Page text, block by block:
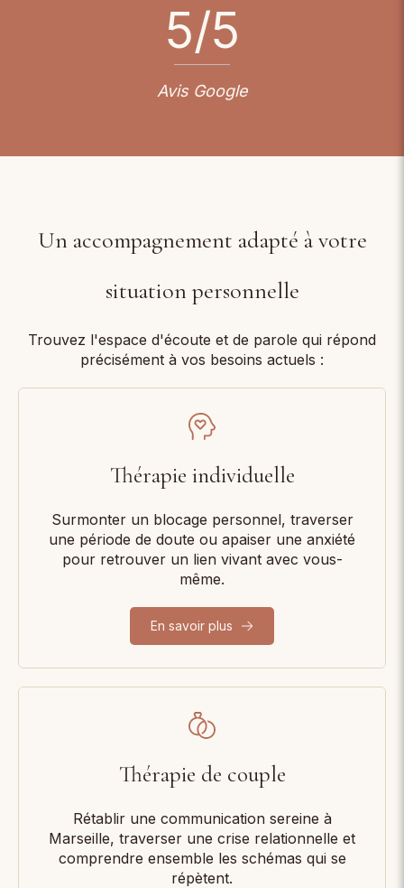
5/5
Avis Google
Un accompagnement adapté à votre
situation personnelle
Trouvez l'espace d'écoute et de parole qui répond
précisément à vos besoins actuels :
Thérapie individuelle
Surmonter un blocage personnel, traverser
une période de doute ou apaiser une anxiété
pour retrouver un lien vivant avec vous-
même.
En savoir plus
Thérapie de couple
Rétablir une communication sereine à
Marseille, traverser une crise relationnelle et
comprendre ensemble les schémas qui se
répètent.